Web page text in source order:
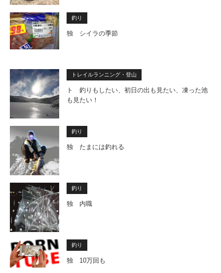
釣り
独 シイラの季節
トレイルランニング・登山
ト 釣りもしたい、初日の出も見たい、凍った池
も見たい！
釣り
独 たまには釣れる
釣り
独 内職
釣り
独 10万回も